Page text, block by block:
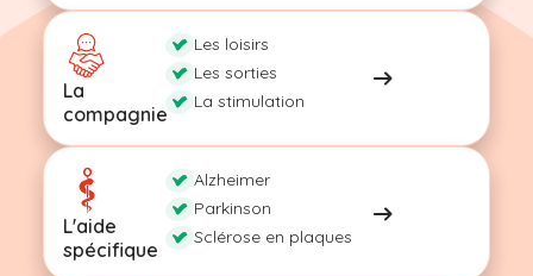
La
compagnie
Les loisirs
Les sorties
La stimulation
L'aide
spécifique
Alzheimer
Parkinson
Sclérose en plaques